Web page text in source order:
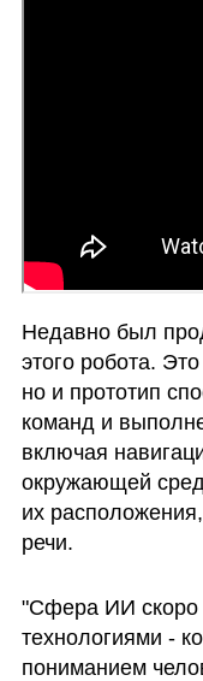
Недавно был
этого робота.
но и прототип
команд и
включая
окружающей
их
речи.
"Сфера ИИ скоро
технологиями -
пониманием